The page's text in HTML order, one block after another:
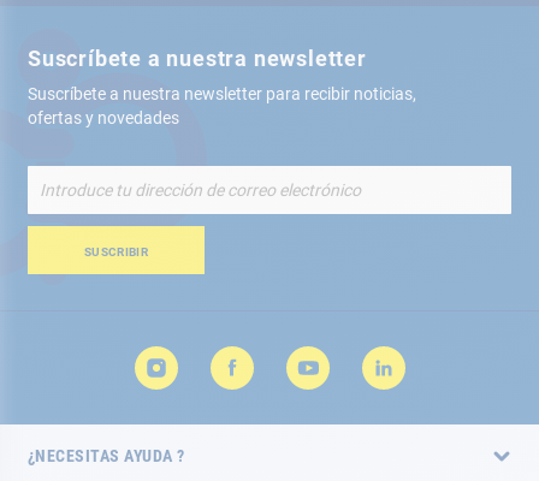
Suscríbete a nuestra newsletter
Suscríbete a nuestra newsletter para recibir noticias,
ofertas y novedades
nuestro
de
SUSCRIBIR
¿NECESITAS AYUDA ?